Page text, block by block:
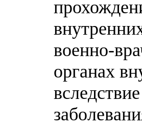
военно-
органах